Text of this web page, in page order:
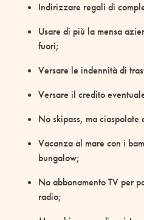
Indirizzare regali di
Usare di più la mensa
fuori;
Versare le indennità di
Versare il credito
No skipass, ma ciaspolate
Vacanza al mare con i
bungalow;
No abbonamento TV per
radio;